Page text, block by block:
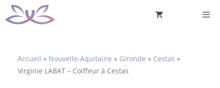
Aller
au
Accueil » Nouvelle-Aquitaine » Gironde » Cestas »
Virginie LABAT – Coiffeur à Cestas